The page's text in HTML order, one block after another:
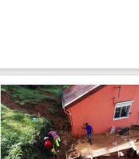
Les espaces numériques
Infos baignade
Infos sargasse
Toilettes publiques